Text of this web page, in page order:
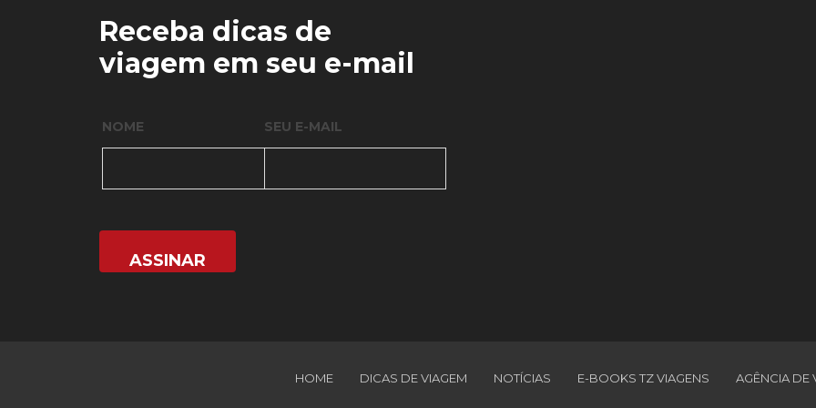
Receba dicas de
viagem em seu e-mail
NOME SEU E-MAIL
HOME DICAS DE VIAGEM NOTÍCIAS E-BOOKS TZ VIAGENS AGÊNCIA DE